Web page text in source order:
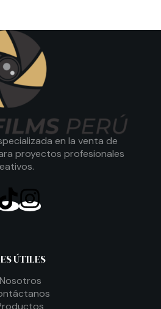
en la venta de
proyectos profesionales
ÚTILES
Nosotros